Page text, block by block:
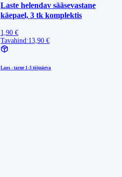
Laste helendav sääsevastane
käepael, 3 tk komplektis
1,90 €
Tavahind:13,90 €
Laos - tarne 1-3 tööpäeva